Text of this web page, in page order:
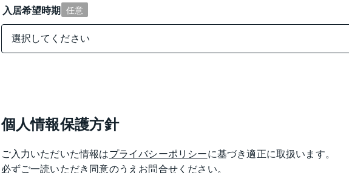
入居希望時期 任意
個人情報保護方針
ご入力いただいた情報はプライバシーポリシーに基づき適正に取扱います。
必ずご一読いただき同意のうえお問合せください。